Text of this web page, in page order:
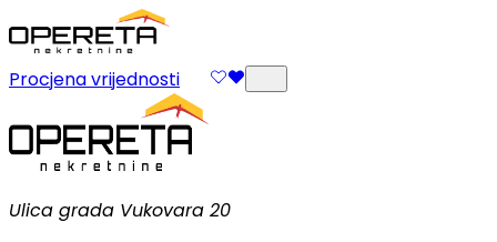
Procjena vrijednosti
Ulica grada Vukovara 20